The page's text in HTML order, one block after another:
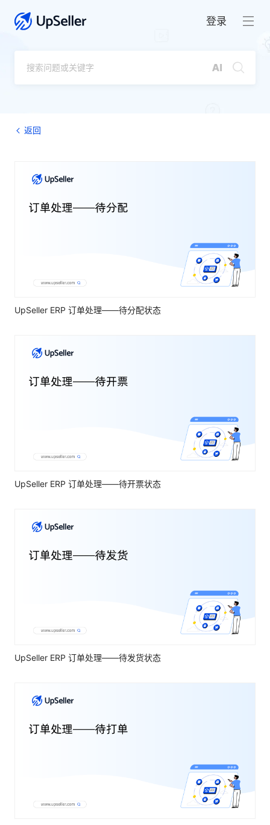
登录
返回
UpSeller ERP 订单处理——待分配状态
UpSeller ERP 订单处理——待开票状态
UpSeller ERP 订单处理——待发货状态